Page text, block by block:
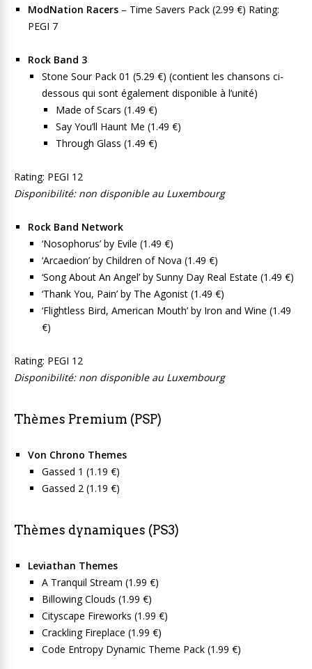
ModNation Racers – Time Savers Pack (2.99 €) Rating:
PEGI 7
Rock Band 3
Stone Sour Pack 01 (5.29 €) (contient les chansons ci-
dessous qui sont également disponible à l’unité)
Made of Scars (1.49 €)
Say You’ll Haunt Me (1.49 €)
Through Glass (1.49 €)
Rating: PEGI 12
Disponibilité: non disponible au Luxembourg
Rock Band Network
‘Nosophorus’ by Evile (1.49 €)
‘Arcaedion’ by Children of Nova (1.49 €)
‘Song About An Angel’ by Sunny Day Real Estate (1.49 €)
‘Thank You, Pain’ by The Agonist (1.49 €)
‘Flightless Bird, American Mouth’ by Iron and Wine (1.49
€)
Rating: PEGI 12
Disponibilité: non disponible au Luxembourg
Thèmes Premium (PSP)
Von Chrono Themes
Gassed 1 (1.19 €)
Gassed 2 (1.19 €)
Thèmes dynamiques (PS3)
Leviathan Themes
A Tranquil Stream (1.99 €)
Billowing Clouds (1.99 €)
Cityscape Fireworks (1.99 €)
Crackling Fireplace (1.99 €)
Code Entropy Dynamic Theme Pack (1.99 €)